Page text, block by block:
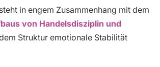
in engem Zusammenhang mit dem
von Handelsdisziplin und
Struktur emotionale Stabilität